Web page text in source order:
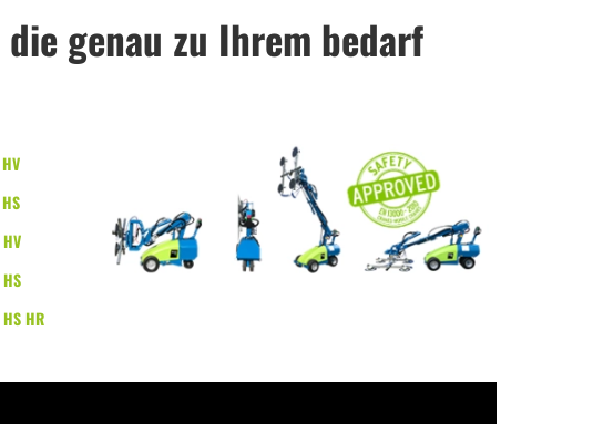
genau zu Ihrem bedarf
HR